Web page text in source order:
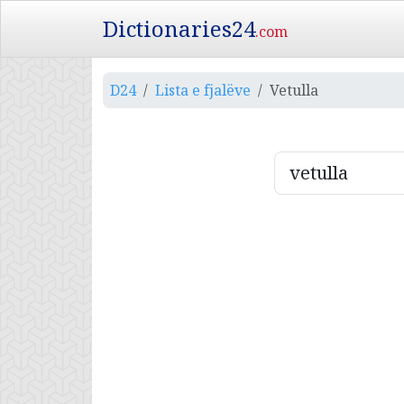
Dictionaries24.com
D24 Lista e fjalëve Vetulla